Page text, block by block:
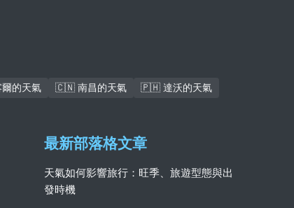
的天氣 🇨🇳 南昌的天氣
🇵🇭 達沃的天氣
最新部落格文章
天氣如何影響旅行：旺季、旅遊型態與出
發時機